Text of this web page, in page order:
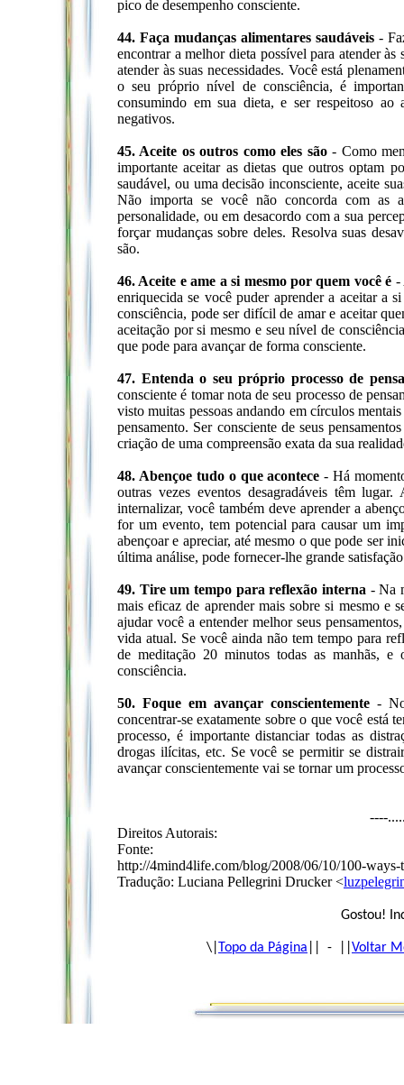
pico de desempenho consciente.
44. Faça mudanças alimentares saudáveis-
encontrar a melhor dieta possível para atender às
atender às suas necessidades. Você está
o seu próprio nível de consciência, é
consumindo em sua dieta, e ser respeitoso
negativos.
45. Aceite os outros como eles são- Como
importante aceitar as dietas que outros optam
saudável, ou uma decisão inconsciente, aceite
Não importa se você não concorda com as
personalidade, ou em desacordo com a sua
forçar mudanças sobre deles. Resolva suas
são.
46. Aceite e ame a si mesmo por quem você é -
enriquecida se você puder aprender a aceitar a
consciência, pode ser difícil de amar e aceitar
aceitação por si mesmo e seu nível de
que pode para avançar de forma consciente.
47. Entenda o seu próprio processo de
consciente é tomar nota de seu processo de
visto muitas pessoas andando em círculos
pensamento. Ser consciente de seus
criação de uma compreensão exata da sua
48. Abençoe tudo o que acontece - Há
outras vezes eventos desagradáveis têm
internalizar, você também deve aprender a
for um evento, tem potencial para causar um
abençoar e apreciar, até mesmo o que pode ser
última análise, pode fornecer-lhe grande
49. Tire um tempo para reflexão interna - Na
mais eficaz de aprender mais sobre si mesmo e
ajudar você a entender melhor seus
vida atual. Se você ainda não tem tempo para
de meditação 20 minutos todas as manhãs, e
consciência.
50. Foque em avançar conscientemente -
concentrar-se exatamente sobre o que você está
processo, é importante distanciar todas as
drogas ilícitas, etc. Se você se permitir se
avançar conscientemente vai se tornar um
----
Direitos Autorais:
Fonte:
http://4mind4life.com/blog/2008/06/10/100-
Tradução: Luciana Pellegrini Drucker <
Gostou!
\| Topo da Página || - || Voltar